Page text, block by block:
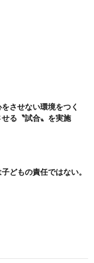
させない環境をつく
る〝試合〟を実施
どもの責任ではない。